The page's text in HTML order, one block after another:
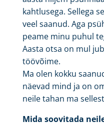
kahtlusega. Sellega
veel saanud. Aga
peame minu puhul
Aasta otsa on mul
töövõime.
Ma olen kokku
näevad mind ja on
neile tahan ma
Mida soovitada